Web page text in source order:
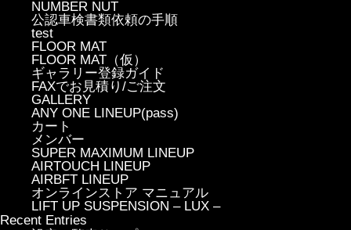
NUMBER NUT
公認車検書類依頼の手順
test
FLOOR MAT
FLOOR MAT（仮）
ギャラリー登録ガイド
FAXでお見積り/ご注文
GALLERY
ANY ONE LINEUP(pass)
カート
メンバー
SUPER MAXIMUM LINEUP
AIRTOUCH LINEUP
AIRBFT LINEUP
オンラインストア マニュアル
LIFT UP SUSPENSION – LUX –
Recent Entries